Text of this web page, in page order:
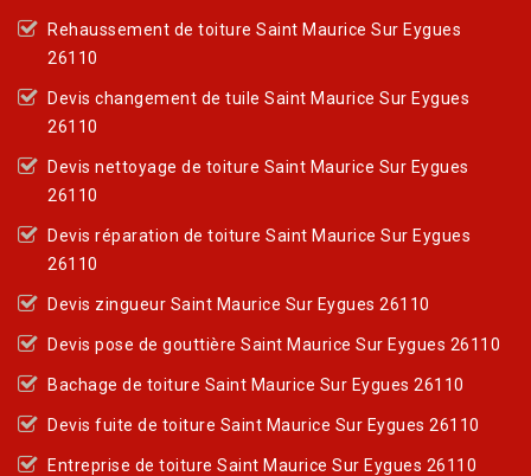
Rehaussement de toiture Saint Maurice Sur Eygues
26110
Devis changement de tuile Saint Maurice Sur Eygues
26110
Devis nettoyage de toiture Saint Maurice Sur Eygues
26110
Devis réparation de toiture Saint Maurice Sur Eygues
26110
Devis zingueur Saint Maurice Sur Eygues 26110
Devis pose de gouttière Saint Maurice Sur Eygues 26110
Bachage de toiture Saint Maurice Sur Eygues 26110
Devis fuite de toiture Saint Maurice Sur Eygues 26110
Entreprise de toiture Saint Maurice Sur Eygues 26110